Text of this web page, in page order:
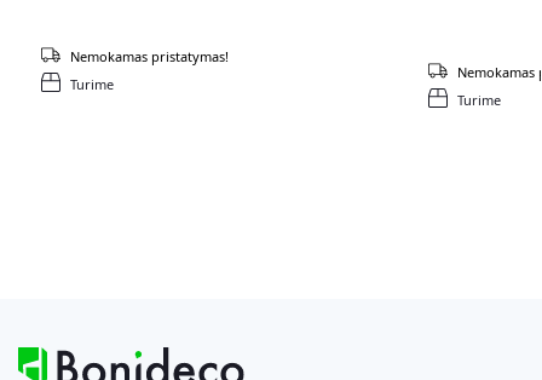
Turime
Nemokamas pristatymas!
Turime
Nemokamas